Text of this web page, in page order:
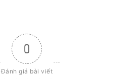
0
Đánh giá bài viết